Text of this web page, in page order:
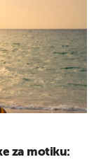
za motiku: